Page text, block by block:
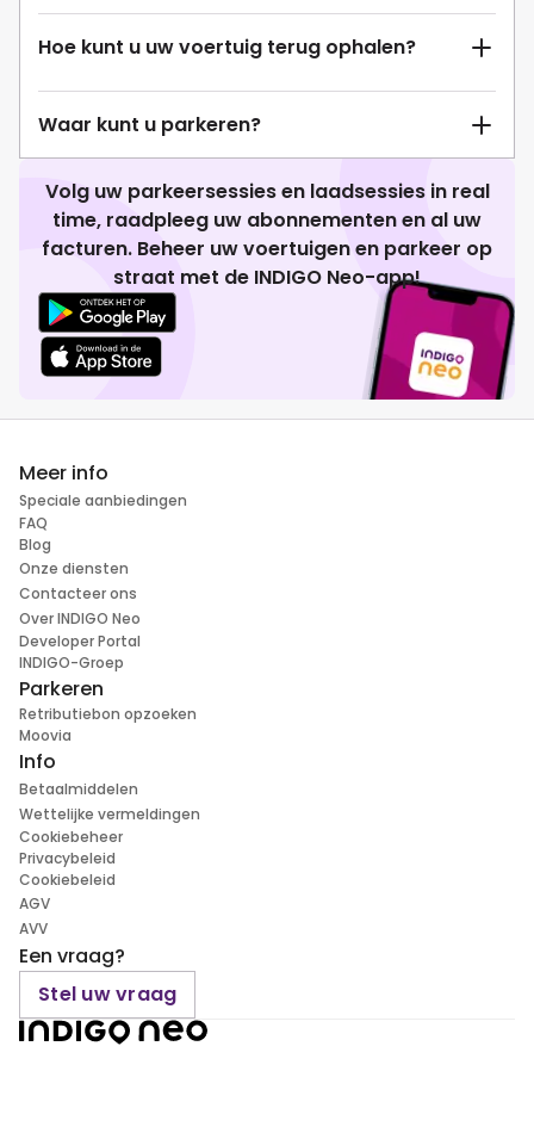
Hoe kunt u uw voertuig terug ophalen?
Waar kunt u parkeren?
Volg uw parkeersessies en laadsessies in real
time, raadpleeg uw abonnementen en al uw
facturen. Beheer uw voertuigen en parkeer op
straat met de INDIGO Neo-app!
Meer info
Speciale aanbiedingen
FAQ
Blog
Onze diensten
Contacteer ons
Over INDIGO Neo
Developer Portal
INDIGO-Groep
Parkeren
Retributiebon opzoeken
Moovia
Info
Betaalmiddelen
Wettelijke vermeldingen
Cookiebeheer
Privacybeleid
Cookiebeleid
AGV
AVV
Een vraag?
Stel uw vraag